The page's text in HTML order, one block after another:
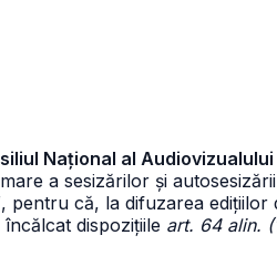
Național al Audiovizualului
a sesizărilor și
, pentru că, la difuzarea edițiilor
dispozițiile art. 64 alin.